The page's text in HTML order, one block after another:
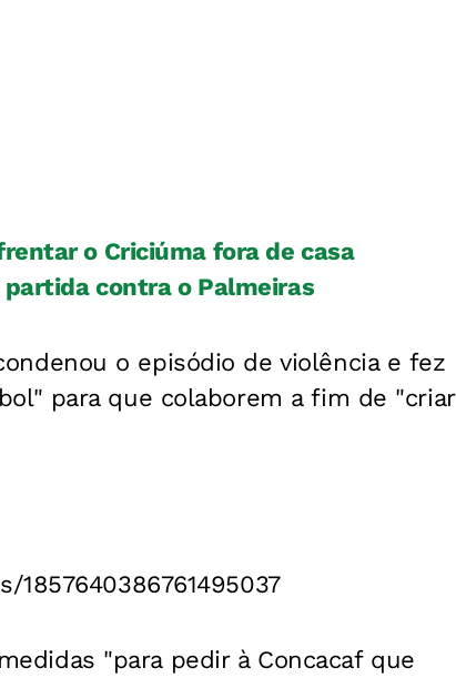
o Criciúma fora de casa
partida contra o Palmeiras
o episódio de violência e fez
para que colaborem a fim de "criar
"para pedir à Concacaf que